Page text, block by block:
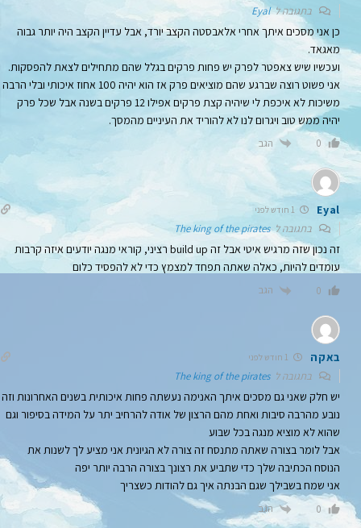
בתגובה לEyal
כן אני מסכים איתך אחרי אלאבסטה הקצב יורד, אבל עדיין הקצב היה יותר גבוה
מאגאד.
ועכשיו שיש צאפטר לפרק יש פחות פרקים בגלל שהם מתחילים לצאת להפסקות.
אני פשוט רוצה שברגע שהם מוציאים פרק אז הוא יהיה 100 אחוז איכותי ובלי הרבה
משיכות לא איכפת לי שיהיה קצת פרקים אפילו 12 פרקים בשנה אבל שכל פרק
יהיה ממש טוב ויגרום לנו לא להוריד את העיניים מהמסך.
0 הגב
Eyal
בתגובה לThe king of the pirates
זה נכון שזה מרגיש איטי אבל זה build up רציני, קוראי מנגה יודעים איזה קרבות
עומדים להיות, כאלה שאתה תפחד למצמץ כדי לא להפסיד כלום
0 הגב
באקה
בתגובה לThe king of the pirates
יש חלק שאני גם מסכים איתך האנימה נעשתה פחות איכותית בשנים האחרונות וזה
נובע מהרבה סיבות ואחת מהם הרצון של אודה להרחיב יתר על המידה בסיפור וגם
שהוא לא מוציא מנגה בכל שבוע
אבל לומר בצורה שאתה מתנסח זה צורה לא הגיונית אני מציע לך לשנות את
הנוסח הכתיבה שלך כדי שתביע את רצונך בצורה הרבה יותר יפה
אני שמח בשבילך שגם הבנתה איך גם להודות כשצריך
0 הגב